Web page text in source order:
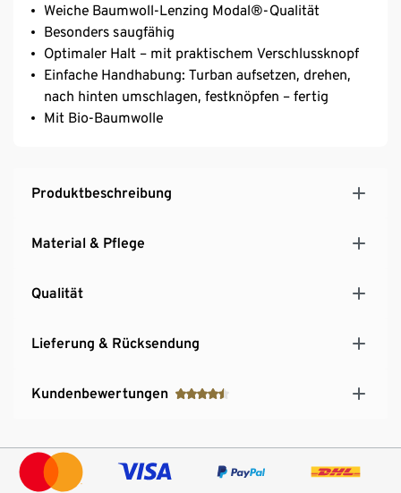
Weiche Baumwoll-Lenzing Modal®-Qualität
Besonders saugfähig
Optimaler Halt – mit praktischem Verschlussknopf
Einfache Handhabung: Turban aufsetzen, drehen,
nach hinten umschlagen, festknöpfen – fertig
Mit Bio-Baumwolle
Produktbeschreibung
Material & Pflege
Qualität
Lieferung & Rücksendung
Kundenbewertungen